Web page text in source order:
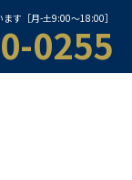
す［月-土9:00〜18:00］
0255